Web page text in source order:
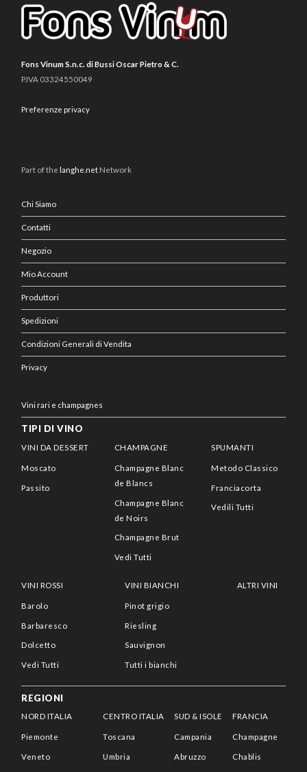
Fons Vinum S.n.c. di Bussi Oscar Pietro & C.
P.IVA 03324550049
Preferenze privacy
Part of the langhe.net Network
Chi Siamo
Contatti
Negozio
Mio Account
Produttori
Spedizioni
Condizioni Generali di Vendita
Privacy
Vini rari e champagnes
TIPI DI VINO
VINI DA DESSERT
Moscato
Passito
CHAMPAGNE
Champagne Blanc
de Blancs
Champagne Blanc
de Noirs
Champagne Brut
Vedi Tutti
SPUMANTI
Metodo Classico
Franciacorta
Vedili Tutti
VINI ROSSI
Barolo
Barbaresco
Dolcetto
Vedi Tutti
VINI BIANCHI
Pinot grigio
Riesling
Sauvignon
Tutti i bianchi
ALTRI VINI
REGIONI
NORD ITALIA
Piemonte
Veneto
CENTRO ITALIA
Toscana
Umbria
SUD & ISOLE
Campania
Abruzzo
FRANCIA
Champagne
Chablis